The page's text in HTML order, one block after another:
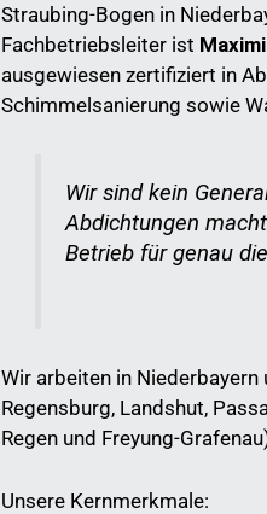
Straubing-Bogen in
Fachbetriebsleiter ist
ausgewiesen zertifiziert in
Schimmelsanierung sowie
Wir sind kein
Abdichtungen
Betrieb für genau
Wir arbeiten in
Regensburg, Landshut,
Regen und Freyung-
Unsere Kernmerkmale: